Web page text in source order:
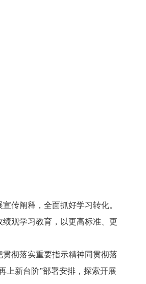
传阐释，全面抓好学习转化。
观学习教育，以更高标准、更
彻落实重要指示精神同贯彻落
上新台阶”部署安排，探索开展